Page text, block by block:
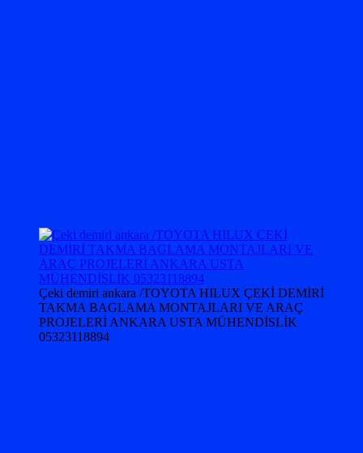
Çeki demiri ankara /TOYOTA HILUX ÇEKİ DEMİRİ
TAKMA BAGLAMA MONTAJLARI VE ARAÇ
PROJELERİ ANKARA USTA MÜHENDİSLİK
05323118894